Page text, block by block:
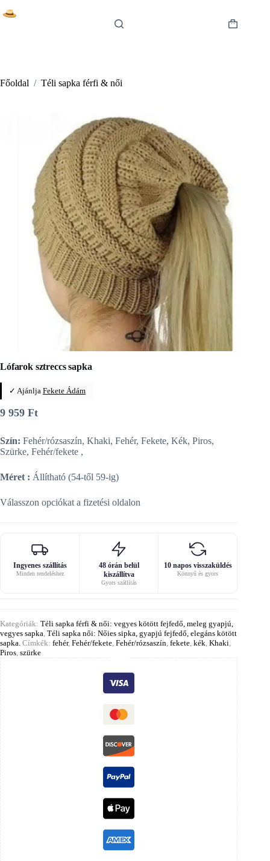
to
Shopping
Főoldal / Téli sapka férfi & női
Lófarok sztreccs sapka
✓ Ajánlja Fekete Ádám
9 959 Ft
Szín: Fehér/rózsaszín, Khaki, Fehér, Fekete, Kék, Piros,
Szürke, Fehér/fekete ,
Méret : Állítható (54-től 59-ig)
Válasszon opciókat a fizetési oldalon
Ingyenes szállítás
Minden rendeléshez
48 órán belül
kiszállítva
Gyors szállítás
10 napos visszaküldés
Könnyű és gyors
Kategóriák: Téli sapka férfi & női: vegyes kötött fejfedő, meleg gyapjú,
vegyes sapka Téli sapka női: Nőies sipka, gyapjú fejfedő, elegáns kötött
sapka. Címkék: fehér, Fehér/fekete Fehér/rózsaszín fekete kék Khaki
Piros szürke